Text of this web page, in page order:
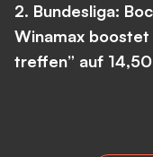
2. Bundesliga:
Winamax
treffen” auf